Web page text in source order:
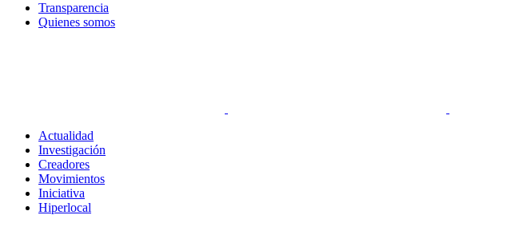
Transparencia
Quienes somos
Actualidad
Investigación
Creadores
Movimientos
Iniciativa
Hiperlocal